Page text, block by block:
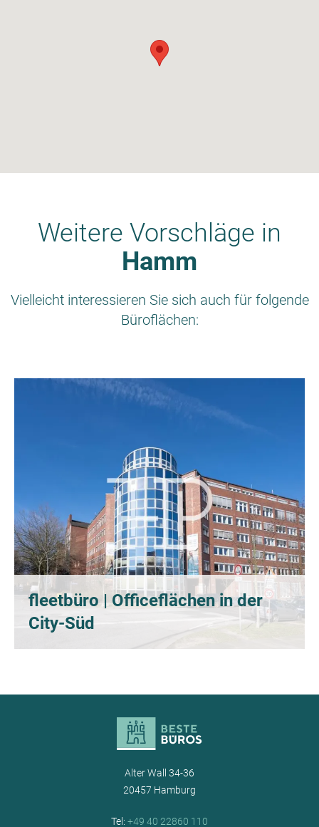
Weitere Vorschläge in
Hamm
Vielleicht interessieren Sie sich auch für folgende
Büroflächen:
fleetbüro | Officeflächen in der
City-Süd
Alter Wall 34-36
20457 Hamburg
Tel: +49 40 22860 110